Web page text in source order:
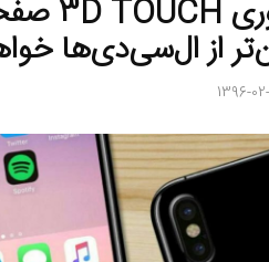
از ال‌سی‌دی‌ها
1396-